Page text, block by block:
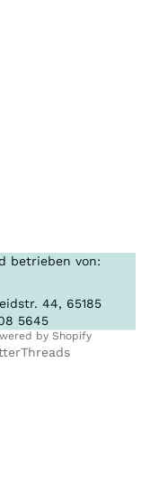
betrieben von:
44, 65185
5645
by Shopify
Threads